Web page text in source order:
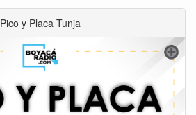
Pico y Placa Tunja